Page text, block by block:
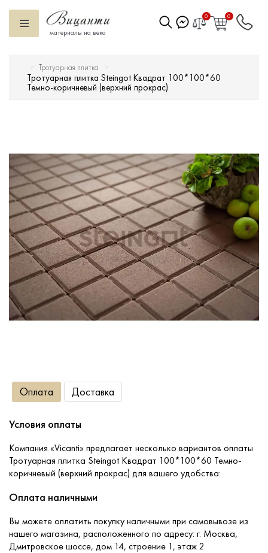
материалы на века
0 0
Искусственный камень
Тротуарная плитка
Террасная доска
Ступени
Сухие смеси
Сопутствующие товары
Доставка
Контакты
Тротуарная плитка
Тротуарная плитка Steingot Квадрат 100*100*60
Темно-коричневый (верхний прокрас)
Оплата Доставка
Условия оплаты
Компания «Vicanti» предлагает несколько вариантов оплаты
Тротуарная плитка Steingot Квадрат 100*100*60 Темно-
коричневый (верхний прокрас) для вашего удобства:
Оплата наличными
Вы можете оплатить покупку наличными при самовывозе из
нашего магазина, расположенного по адресу: г. Москва,
Дмитровское шоссе, дом 14, строение 1, этаж 2